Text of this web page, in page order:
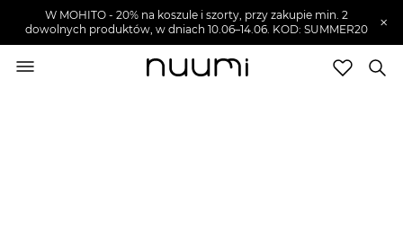
W MOHITO - 20% na koszule i szorty, przy zakupie min. 2
dowolnych produktów, w dniach 10.06–14.06. KOD: SUMMER20
×